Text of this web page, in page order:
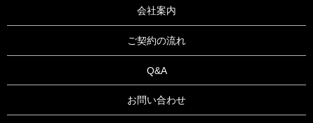
会社案内
ご契約の流れ
Q&A
お問い合わせ